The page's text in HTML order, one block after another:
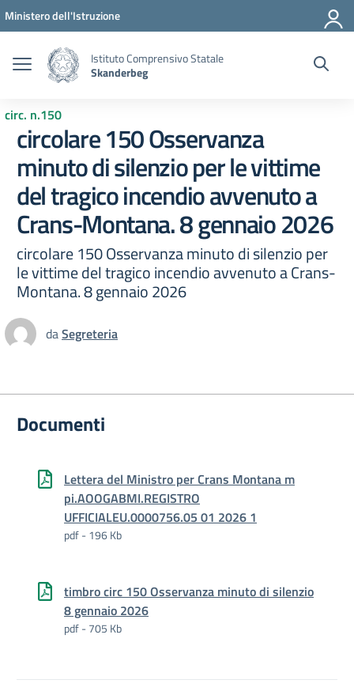
Vai ai contenuti
Vai al menu di navigazione
Vai al footer
Ministero dell'Istruzione
Istituto Comprensivo Statale
Skanderbeg
circ. n.150
circolare 150 Osservanza
minuto di silenzio per le vittime
del tragico incendio avvenuto a
Crans-Montana. 8 gennaio 2026
circolare 150 Osservanza minuto di silenzio per
le vittime del tragico incendio avvenuto a Crans-
Montana. 8 gennaio 2026
daSegreteria
Documenti
Lettera del Ministro per Crans Montana m
pi.AOOGABMI.REGISTRO
UFFICIALEU.0000756.05 01 2026 1
pdf - 196 Kb
timbro circ 150 Osservanza minuto di silenzio
8 gennaio 2026
pdf - 705 Kb